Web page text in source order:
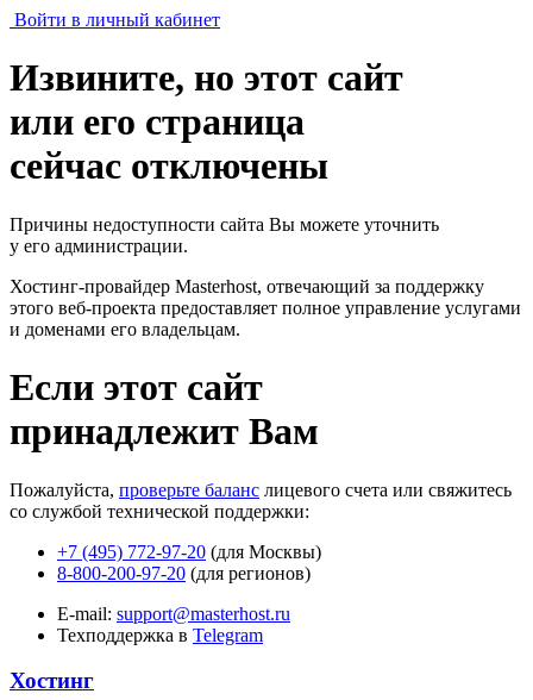
Войти в личный кабинет
Извините, но этот сайт
или его страница
сейчас отключены
Причины недоступности сайта Вы можете уточнить
у его администрации.
Хостинг-провайдер Masterhost, отвечающий за поддержку
этого веб-проекта предоставляет полное управление услугами
и доменами его владельцам.
Если этот сайт
принадлежит Вам
Пожалуйста, проверьте баланс лицевого счета или свяжитесь
со службой технической поддержки:
+7 (495) 772-97-20 (для Москвы)
8-800-200-97-20 (для регионов)
E-mail: support@masterhost.ru
Техподдержка в Telegram
Хостинг